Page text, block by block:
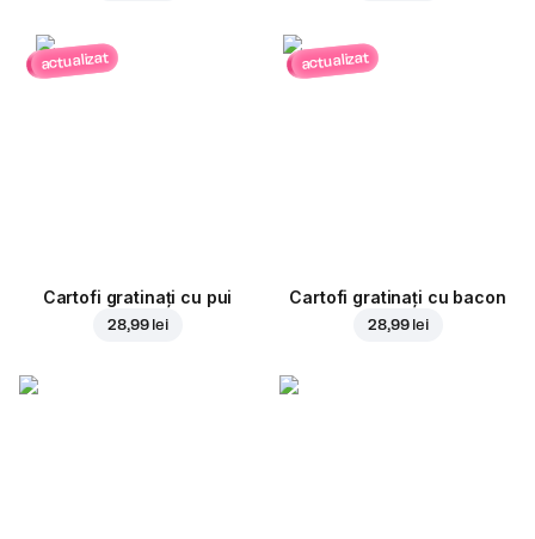
actualizat
Cartofi gratinați cu pui
28,99 lei
actualizat
Cartofi gratinați cu bacon
28,99 lei